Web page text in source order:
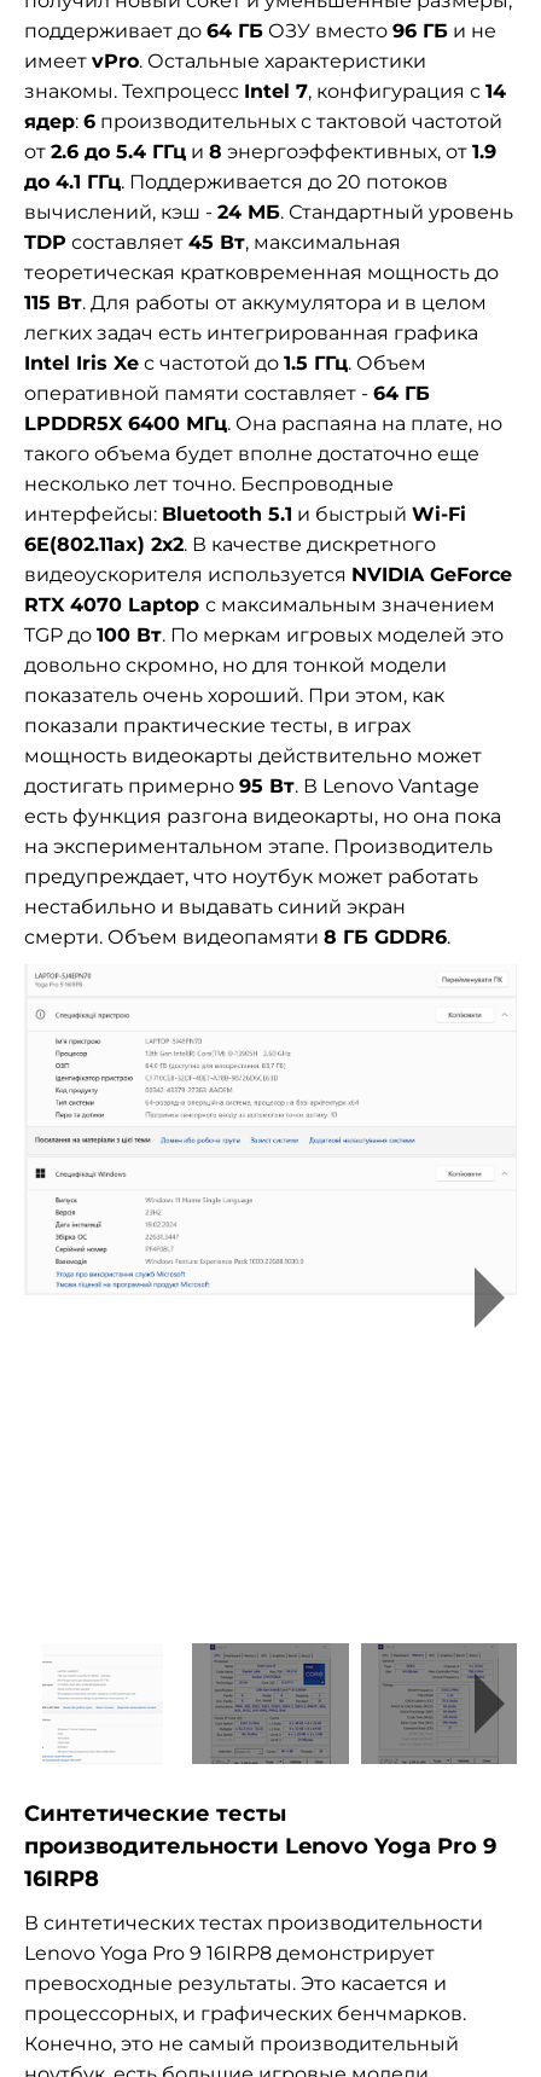
поддерживает до 64 ГБ ОЗУ вместо 96 ГБ и не
имеет vPro. Остальные характеристики
знакомы. Техпроцесс Intel 7, конфигурация с 14
ядер: 6 производительных с тактовой частотой
от 2.6 до 5.4 ГГц и 8 энергоэффективных, от 1.9
до 4.1 ГГц. Поддерживается до 20 потоков
вычислений, кэш - 24 МБ. Стандартный уровень
TDP составляет 45 Вт, максимальная
теоретическая кратковременная мощность до
115 Вт. Для работы от аккумулятора и в целом
легких задач есть интегрированная графика
Intel Iris Xe с частотой до 1.5 ГГц. Объем
оперативной памяти составляет - 64 ГБ
LPDDR5X 6400 МГц. Она распаяна на плате, но
такого объема будет вполне достаточно еще
несколько лет точно. Беспроводные
интерфейсы: Bluetooth 5.1 и быстрый Wi-Fi
6E(802.11ax) 2х2. В качестве дискретного
видеоускорителя используется NVIDIA GeForce
RTX 4070 Laptop с максимальным значением
TGP до 100 Вт. По меркам игровых моделей это
довольно скромно, но для тонкой модели
показатель очень хороший. При этом, как
показали практические тесты, в играх
мощность видеокарты действительно может
достигать примерно 95 Вт. В Lenovo Vantage
есть функция разгона видеокарты, но она пока
на экспериментальном этапе. Производитель
предупреждает, что ноутбук может работать
нестабильно и выдавать синий экран
смерти. Объем видеопамяти 8 ГБ GDDR6.
Синтетические тесты
производительности Lenovo Yoga Pro 9
16IRP8
В синтетических тестах производительности
Lenovo Yoga Pro 9 16IRP8 демонстрирует
превосходные результаты. Это касается и
процессорных, и графических бенчмарков.
Конечно, это не самый производительный